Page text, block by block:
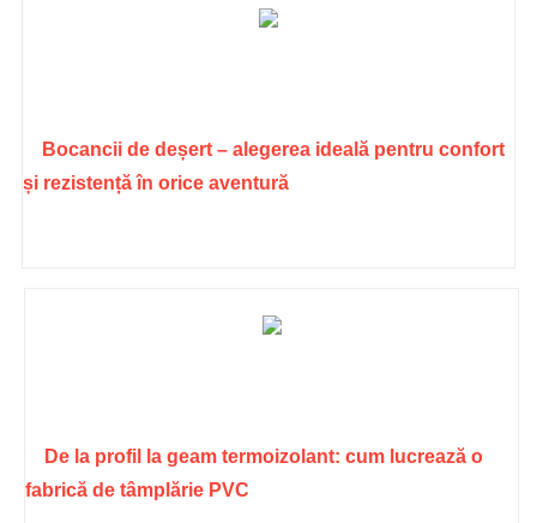
Bocancii de deșert – alegerea ideală pentru confort
și rezistență în orice aventură
De la profil la geam termoizolant: cum lucrează o
fabrică de tâmplărie PVC